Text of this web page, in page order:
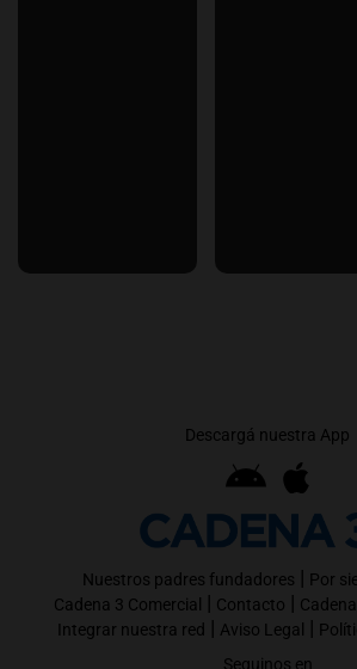
Descargá nuestra App
Nuestros padres fundadores | Por
Cadena 3 Comercial | Contacto |
Integrar nuestra red | Aviso Legal |
Seguinos en